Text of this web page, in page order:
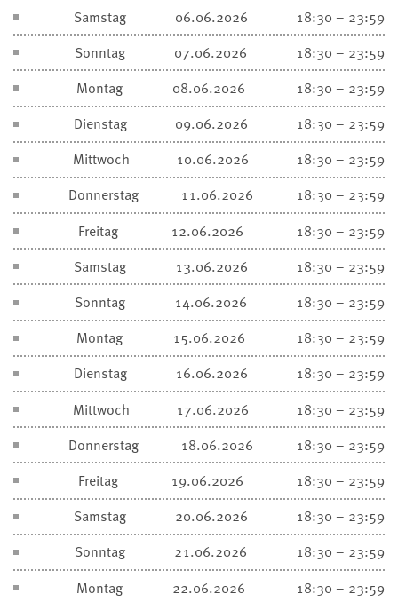
Samstag
06.06.2026
18:30 – 23:59
Sonntag
07.06.2026
18:30 – 23:59
Montag
08.06.2026
18:30 – 23:59
Dienstag
09.06.2026
18:30 – 23:59
Mittwoch
10.06.2026
18:30 – 23:59
Donnerstag
11.06.2026
18:30 – 23:59
Freitag
12.06.2026
18:30 – 23:59
Samstag
13.06.2026
18:30 – 23:59
Sonntag
14.06.2026
18:30 – 23:59
Montag
15.06.2026
18:30 – 23:59
Dienstag
16.06.2026
18:30 – 23:59
Mittwoch
17.06.2026
18:30 – 23:59
Donnerstag
18.06.2026
18:30 – 23:59
Freitag
19.06.2026
18:30 – 23:59
Samstag
20.06.2026
18:30 – 23:59
Sonntag
21.06.2026
18:30 – 23:59
Montag
22.06.2026
18:30 – 23:59